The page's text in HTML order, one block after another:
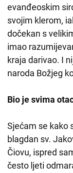
evanđeoskim
svojim klerom,
dočekan s
imao
kraja darivao. I
naroda Božjeg
Bio je svima
Sjećam se kako
blagdan sv.
Čiovu, ispred
često ljeti